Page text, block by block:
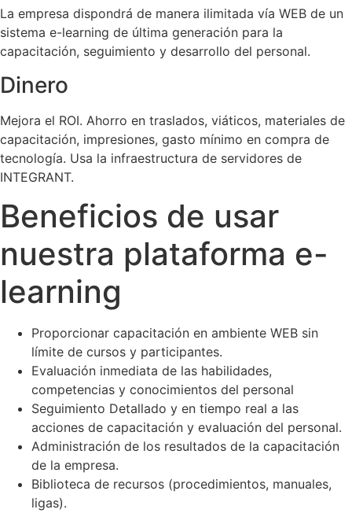
La empresa dispondrá de manera ilimitada vía WEB de un
sistema e-learning de última generación para la
capacitación, seguimiento y desarrollo del personal.
Dinero
Mejora el ROI. Ahorro en traslados, viáticos, materiales de
capacitación, impresiones, gasto mínimo en compra de
tecnología. Usa la infraestructura de servidores de
INTEGRANT.
Beneficios de usar
nuestra plataforma e-
learning
Proporcionar capacitación en ambiente WEB sin
límite de cursos y participantes.
Evaluación inmediata de las habilidades,
competencias y conocimientos del personal
Seguimiento Detallado y en tiempo real a las
acciones de capacitación y evaluación del personal.
Administración de los resultados de la capacitación
de la empresa.
Biblioteca de recursos (procedimientos, manuales,
ligas).